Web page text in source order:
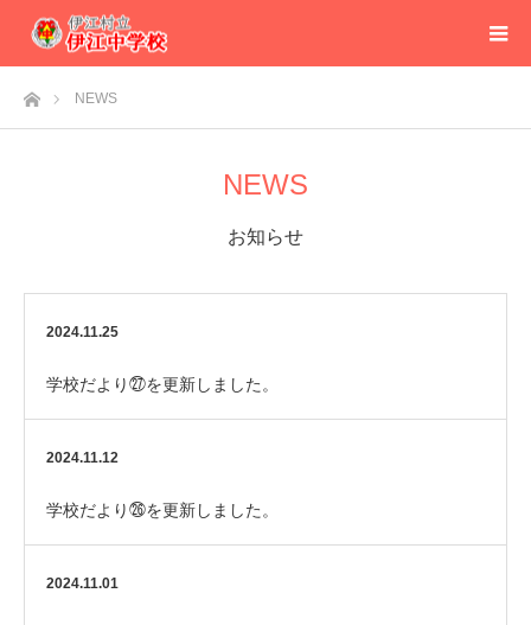
ホームNEWS
NEWS
お知らせ
2024.11.25
学校だより㉗を更新しました。
2024.11.12
学校だより㉖を更新しました。
2024.11.01